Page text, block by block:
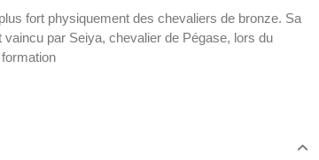
fort physiquement des chevaliers de bronze. Sa
par Seiya, chevalier de Pégase, lors du